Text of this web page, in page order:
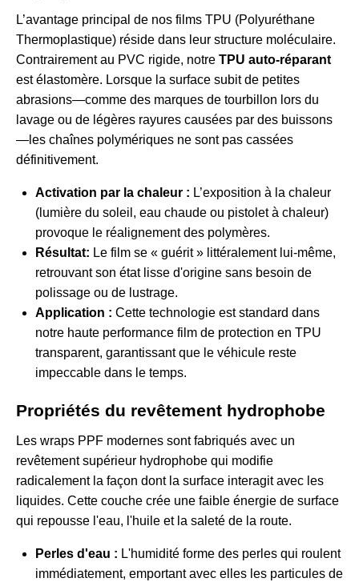
L’avantage principal de nos films TPU (Polyuréthane
Thermoplastique) réside dans leur structure moléculaire.
Contrairement au PVC rigide, notre TPU auto-réparant
est élastomère. Lorsque la surface subit de petites
abrasions—comme des marques de tourbillon lors du
lavage ou de légères rayures causées par des buissons
—les chaînes polymériques ne sont pas cassées
définitivement.
Activation par la chaleur : L’exposition à la chaleur
(lumière du soleil, eau chaude ou pistolet à chaleur)
provoque le réalignement des polymères.
Résultat: Le film se « guérit » littéralement lui-même,
retrouvant son état lisse d'origine sans besoin de
polissage ou de lustrage.
Application : Cette technologie est standard dans
notre haute performance film de protection en TPU
transparent, garantissant que le véhicule reste
impeccable dans le temps.
Propriétés du revêtement hydrophobe
Les wraps PPF modernes sont fabriqués avec un
revêtement supérieur hydrophobe qui modifie
radicalement la façon dont la surface interagit avec les
liquides. Cette couche crée une faible énergie de surface
qui repousse l'eau, l'huile et la saleté de la route.
Perles d'eau : L'humidité forme des perles qui roulent
immédiatement, emportant avec elles les particules de